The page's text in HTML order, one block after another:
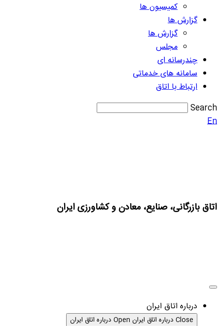
کمیسیون ها
گزارش ها
گزارش ها
مجلس
چندرسانه ای
سامانه های خدماتی
ارتباط با اتاق
Search
En
اتاق بازرگانی، صنایع، معادن و کشاورزی ایران
درباره اتاق ایران
Close درباره اتاق ایران Open درباره اتاق ایران